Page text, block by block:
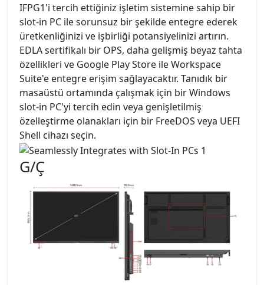
IFPG1'i tercih ettiğiniz işletim sistemine sahip bir
slot-in PC ile sorunsuz bir şekilde entegre ederek
üretkenliğinizi ve işbirliği potansiyelinizi artırın.
EDLA sertifikalı bir OPS, daha gelişmiş beyaz tahta
özellikleri ve Google Play Store ile Workspace
Suite'e entegre erişim sağlayacaktır. Tanıdık bir
masaüstü ortamında çalışmak için bir Windows
slot-in PC'yi tercih edin veya genişletilmiş
özelleştirme olanakları için bir FreeDOS veya UEFI
Shell cihazı seçin.
G/Ç